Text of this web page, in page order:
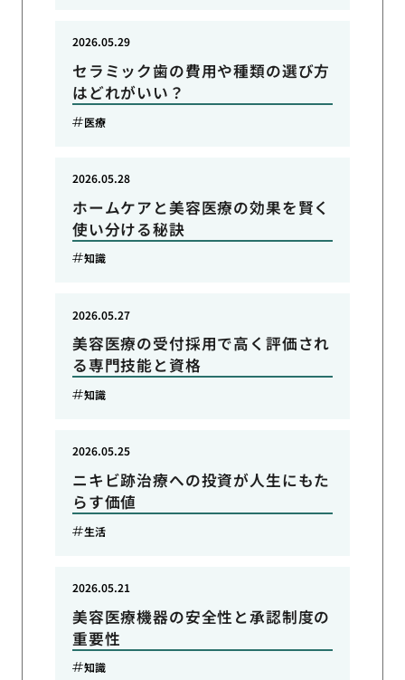
セラミック歯の費用や種類の選び方
はどれがいい？
2026.05.29
医療
ホームケアと美容医療の効果を賢く
使い分ける秘訣
2026.05.28
知識
美容医療の受付採用で高く評価され
る専門技能と資格
2026.05.27
知識
ニキビ跡治療への投資が人生にもた
らす価値
2026.05.25
生活
美容医療機器の安全性と承認制度の
重要性
2026.05.21
知識